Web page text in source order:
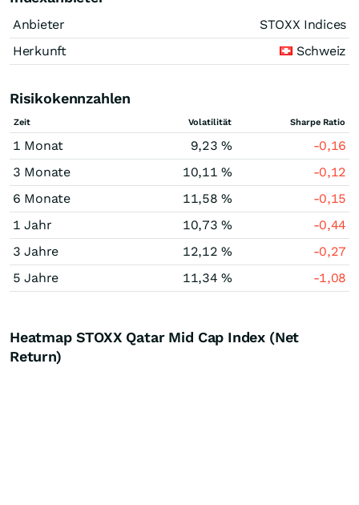
Anbieter
STOXX Indices
Herkunft
Schweiz
Risikokennzahlen
Zeit Volatilität Sharpe Ratio
1 Monat 9,23 %
-0,16
3 Monate
10,11 %
-0,12
6 Monate
11,58 %
-0,15
1 Jahr
10,73 %
-0,44
3 Jahre
12,12 %
-0,27
5 Jahre
11,34 % -1,08
Heatmap STOXX Qatar Mid Cap Index (Net
Return)